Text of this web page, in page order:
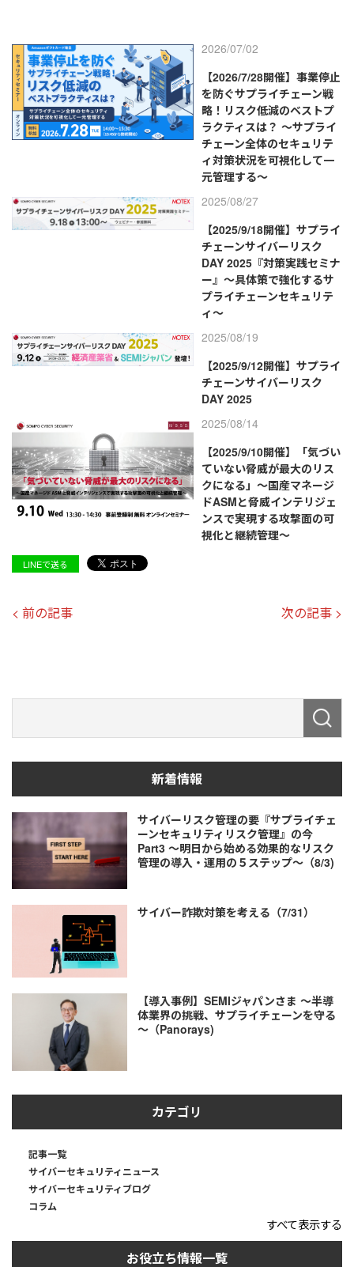
2026/07/02
【2026/7/28開催】事業停止
を防ぐサプライチェーン戦
略！リスク低減のベストプ
ラクティスは？ ～サプライ
チェーン全体のセキュリテ
ィ対策状況を可視化して一
元管理する～
2025/08/27
【2025/9/18開催】サプライ
チェーンサイバーリスク
DAY 2025『対策実践セミナ
ー』～具体策で強化するサ
プライチェーンセキュリテ
ィ～
2025/08/19
【2025/9/12開催】サプライ
チェーンサイバーリスク
DAY 2025
2025/08/14
【2025/9/10開催】「気づい
ていない脅威が最大のリス
クになる」～国産マネージ
ドASMと脅威インテリジェ
ンスで実現する攻撃面の可
視化と継続管理～
LINEで送る
< 前の記事 次の記事 >
新着情報
サイバーリスク管理の要『サプライチェ
ーンセキュリティリスク管理』の今
Part3 ～明日から始める効果的なリスク
管理の導入・運用の５ステップ～（8/3)
サイバー詐欺対策を考える（7/31）
【導入事例】SEMIジャパンさま ～半導
体業界の挑戦、サプライチェーンを守る
～（Panorays)
カテゴリ
記事一覧
サイバーセキュリティニュース
サイバーセキュリティブログ
コラム
すべて表示する
お役立ち情報一覧